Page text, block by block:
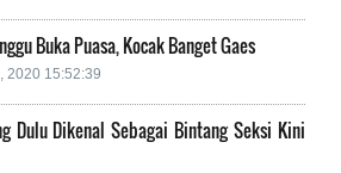
Buka Puasa, Kocak Banget Gaes
2020 15:52:39
Dulu Dikenal Sebagai Bintang Seksi Kini